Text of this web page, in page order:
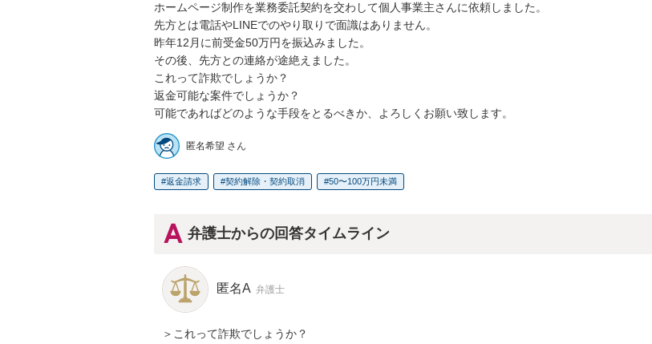
ホームページ制作を業務委託契約を交わして個人事業主さんに依頼しました。
先方とは電話やLINEでのやり取りで面識はありません。
昨年12月に前受金50万円を振込みました。
その後、先方との連絡が途絶えました。
これって詐欺でしょうか？
返金可能な案件でしょうか？
可能であればどのような手段をとるべきか、よろしくお願い致します。
匿名希望 さん
返金請求 契約解除・契約取消 50〜100万円未満
弁護士からの回答タイムライン
匿名A 弁護士
＞これって詐欺でしょうか？